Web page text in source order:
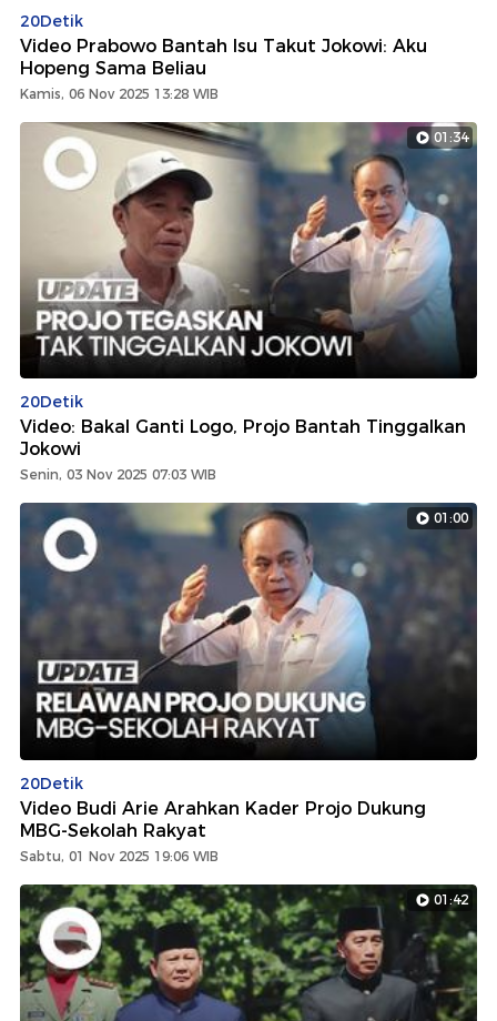
20Detik
Video Prabowo Bantah Isu Takut Jokowi: Aku
Hopeng Sama Beliau
Kamis, 06 Nov 2025 13:28 WIB
01:34
20Detik
Video: Bakal Ganti Logo, Projo Bantah Tinggalkan
Jokowi
Senin, 03 Nov 2025 07:03 WIB
01:00
20Detik
Video Budi Arie Arahkan Kader Projo Dukung
MBG-Sekolah Rakyat
Sabtu, 01 Nov 2025 19:06 WIB
01:42